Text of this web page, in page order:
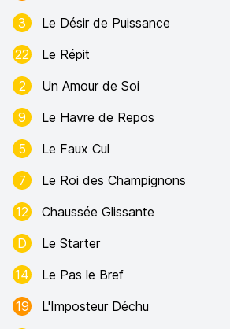
3
Le Désir de Puissance
22
Le Répit
2
Un Amour de Soi
9
Le Havre de Repos
5
Le Faux Cul
7
Le Roi des Champignons
12
Chaussée Glissante
D
Le Starter
14
Le Pas le Bref
19
L'Imposteur Déchu